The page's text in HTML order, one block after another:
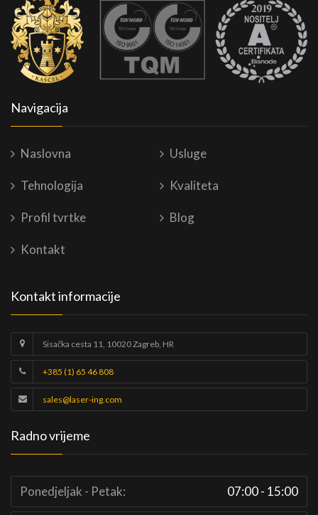
Navigacija
Naslovna Usluge
Tehnologija Kvaliteta
Profil tvrtke Blog
Kontakt
Kontakt informacije
Sisačka cesta 11, 10020 Zagreb, HR
+385 (1) 65 46 808
sales@laser-ing.com
Radno vrijeme
Ponedjeljak - Petak: 07:00 - 15:00